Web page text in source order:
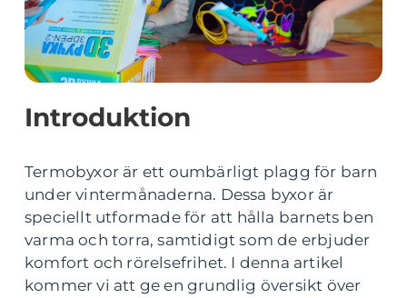
Introduktion
Termobyxor är ett oumbärligt plagg för barn
under vintermånaderna. Dessa byxor är
speciellt utformade för att hålla barnets ben
varma och torra, samtidigt som de erbjuder
komfort och rörelsefrihet. I denna artikel
kommer vi att ge en grundlig översikt över